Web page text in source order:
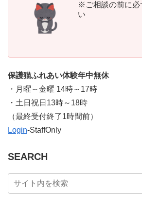
※ご相談の前に必
い
保護猫ふれあい体験年中無休
・月曜～金曜 14時～17時
・土日祝日13時～18時
​（最終受付終了1時間前）
Login-StaffOnly
SEARCH